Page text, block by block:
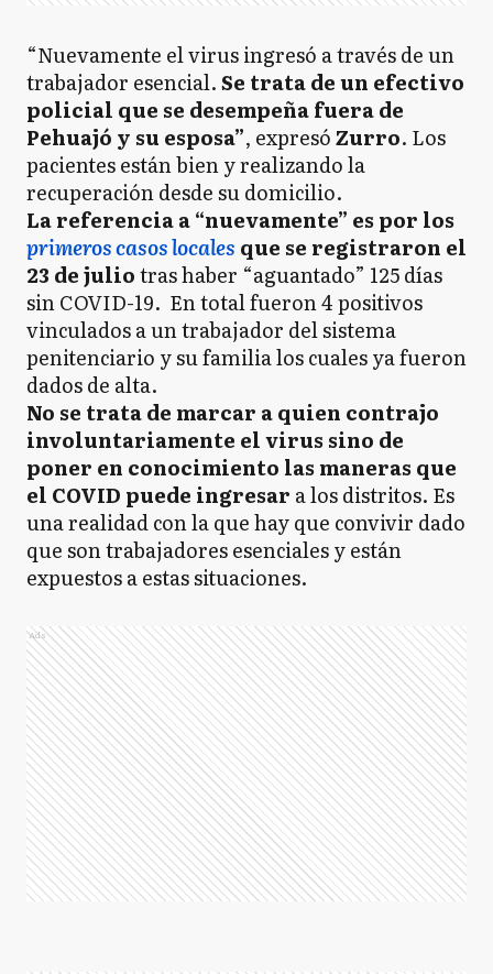
“Nuevamente el virus ingresó a través de un
trabajador esencial.Se trata de un efectivo
policial que se desempeña fuera de
Pehuajó y su esposa”, expresóZurro. Los
pacientes están bien y realizando la
recuperación desde su domicilio.
La referencia a “nuevamente” es por los
primeros casos locales que se registraron el
23 de juliotras haber “aguantado” 125 días
sin COVID-19. En total fueron 4 positivos
vinculados a un trabajador del sistema
penitenciario y su familia los cuales ya fueron
dados de alta.
No se trata de marcar a quien contrajo
involuntariamente el virus sino de
poner en conocimiento las maneras que
el COVID puede ingresar a los distritos. Es
una realidad con la que hay que convivir dado
que son trabajadores esenciales y están
expuestos a estas situaciones.
Ads